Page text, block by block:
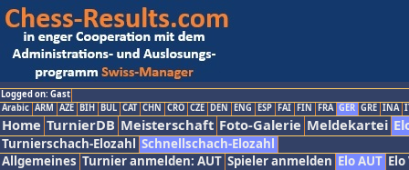
Logged on: Gast
Arabic ARM AZE BIH BUL CAT CHN CRO CZE DEN ENG ESP FAI FIN FRA GER GRE INA
Home TurnierDB Meisterschaft Foto-Galerie Meldekartei
Turnierschach-Elozahl Schnellschach-Elozahl
Allgemeines Turnier anmelden: AUT Spieler anmelden Elo AUT